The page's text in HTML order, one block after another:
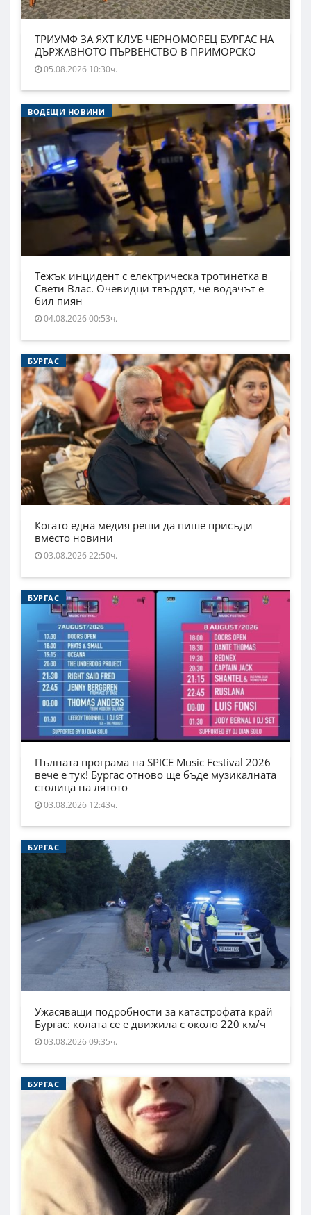
ТРИУМФ ЗА ЯХТ КЛУБ ЧЕРНОМОРЕЦ БУРГАС НА
ДЪРЖАВНОТО ПЪРВЕНСТВО В ПРИМОРСКО
05.08.2026 10:30ч.
ВОДЕЩИ НОВИНИ
Тежък инцидент с електрическа тротинетка в
Свети Влас. Очевидци твърдят, че водачът е
бил пиян
04.08.2026 00:53ч.
БУРГАС
Когато една медия реши да пише присъди
вместо новини
03.08.2026 22:50ч.
БУРГАС
Пълната програма на SPICE Music Festival 2026
вече е тук! Бургас отново ще бъде музикалната
столица на лятото
03.08.2026 12:43ч.
БУРГАС
Ужасяващи подробности за катастрофата край
Бургас: колата се е движила с около 220 км/ч
03.08.2026 09:35ч.
БУРГАС